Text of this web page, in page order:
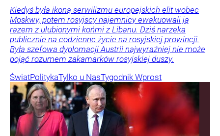
Kiedyś była ikoną serwilizmu europejskich elit wobec
Moskwy, potem rosyjscy najemnicy ewakuowali ją
razem z ulubionymi końmi z Libanu. Dziś narzeka
publicznie na codzienne życie na rosyjskiej prowincji.
Była szefowa dyplomacji Austrii najwyraźniej nie może
pojąć rozumem zakamarków rosyjskiej duszy.
ŚwiatPolitykaTylko u NasTygodnik Wprost